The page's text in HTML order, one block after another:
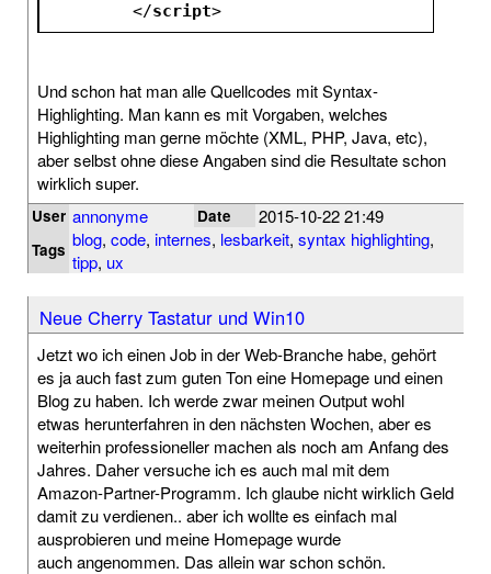
</script>
Und schon hat man alle Quellcodes mit Syntax-
Highlighting. Man kann es mit Vorgaben, welches
Highlighting man gerne möchte (XML, PHP, Java, etc),
aber selbst ohne diese Angaben sind die Resultate schon
wirklich super.
User annonyme Date 2015-10-22 21:49
Tags blog, code, internes, lesbarkeit, syntax highlighting,
tipp, ux
Neue Cherry Tastatur und Win10
Jetzt wo ich einen Job in der Web-Branche habe, gehört
es ja auch fast zum guten Ton eine Homepage und einen
Blog zu haben. Ich werde zwar meinen Output wohl
etwas herunterfahren in den nächsten Wochen, aber es
weiterhin professioneller machen als noch am Anfang des
Jahres. Daher versuche ich es auch mal mit dem
Amazon-Partner-Programm. Ich glaube nicht wirklich Geld
damit zu verdienen.. aber ich wollte es einfach mal
ausprobieren und meine Homepage wurde
auch angenommen. Das allein war schon schön.